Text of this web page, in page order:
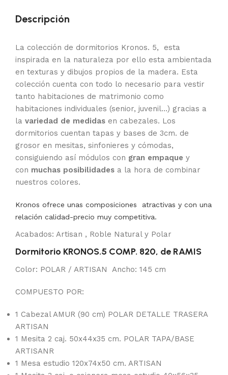
Descripción
La colección de dormitorios Kronos. 5, esta
inspirada en la naturaleza por ello esta ambientada
en texturas y dibujos propios de la madera. Esta
colección cuenta con todo lo necesario para vestir
tanto habitaciones de matrimonio como
habitaciones individuales (senior, juvenil…) gracias a
la variedad de medidas en cabezales. Los
dormitorios cuentan tapas y bases de 3cm. de
grosor en mesitas, sinfonieres y cómodas,
consiguiendo así módulos con gran empaque y
con muchas posibilidades a la hora de combinar
nuestros colores.
Kronos ofrece unas composiciones atractivas y con una
relación calidad-precio muy competitiva.
Acabados: Artisan , Roble Natural y Polar
Dormitorio KRONOS.5 COMP. 820, de RAMIS
Color: POLAR / ARTISAN Ancho: 145 cm
COMPUESTO POR:
1 Cabezal AMUR (90 cm) POLAR DETALLE TRASERA
ARTISAN
1 Mesita 2 caj. 50x44x35 cm. POLAR TAPA/BASE
ARTISANR
1 Mesa estudio 120x74x50 cm. ARTISAN